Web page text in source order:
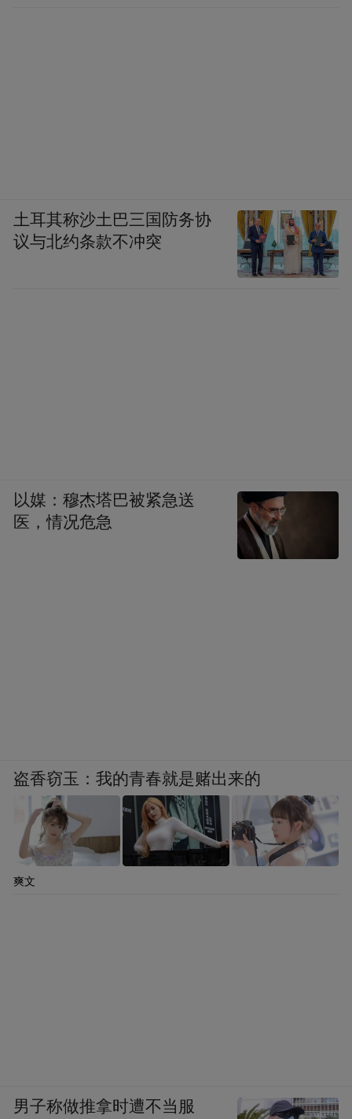
土耳其称沙土巴三国防务协
议与北约条款不冲突
以媒：穆杰塔巴被紧急送
医，情况危急
盗香窃玉：我的青春就是赌出来的
爽文
男子称做推拿时遭不当服